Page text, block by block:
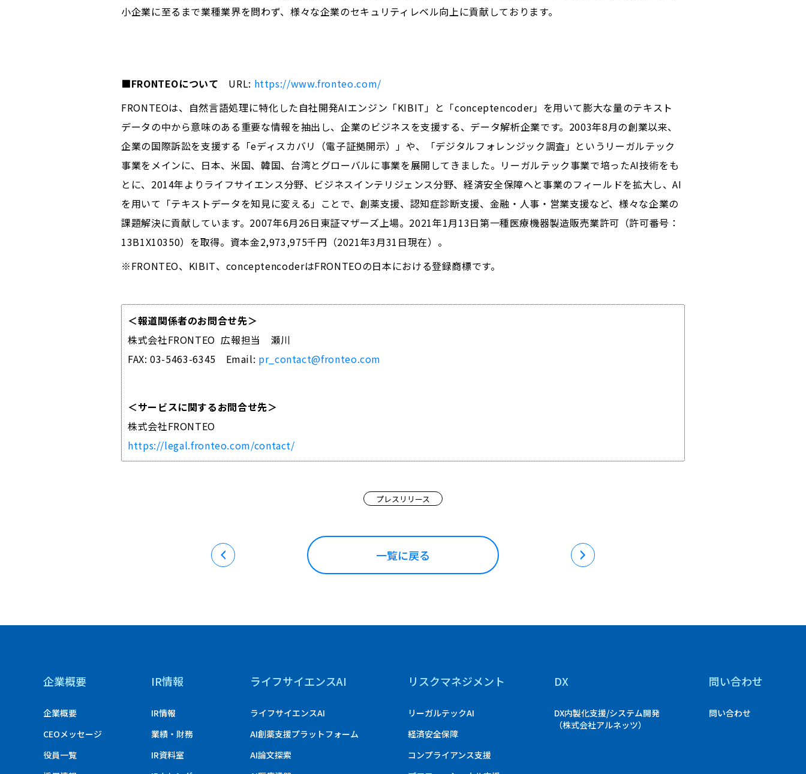
小企業に至るまで業種業界を問わず、様々な企業のセキュリティレベル向上に貢献しております。
■FRONTEOについて URL: https://www.fronteo.com/
FRONTEOは、自然言語処理に特化した自社開発AIエンジン「KIBIT」と「conceptencoder」を用いて膨大な量のテキスト
データの中から意味のある重要な情報を抽出し、企業のビジネスを支援する、データ解析企業です。2003年8月の創業以来、
企業の国際訴訟を支援する「eディスカバリ（電子証拠開示）」や、「デジタルフォレンジック調査」というリーガルテック
事業をメインに、日本、米国、韓国、台湾とグローバルに事業を展開してきました。リーガルテック事業で培ったAI技術をも
とに、2014年よりライフサイエンス分野、ビジネスインテリジェンス分野、経済安全保障へと事業のフィールドを拡大し、AI
を用いて「テキストデータを知見に変える」ことで、創薬支援、認知症診断支援、金融・人事・営業支援など、様々な企業の
課題解決に貢献しています。2007年6月26日東証マザーズ上場。2021年1月13日第一種医療機器製造販売業許可（許可番号：
13B1X10350）を取得。資本金2,973,975千円（2021年3月31日現在）。
※FRONTEO、KIBIT、conceptencoderはFRONTEOの日本における登録商標です。
＜報道関係者のお問合せ先＞
株式会社FRONTEO 広報担当 瀬川
FAX: 03-5463-6345 Email: pr_contact@fronteo.com
＜サービスに関するお問合せ先＞
株式会社FRONTEO
https://legal.fronteo.com/contact/
プレスリリース
一覧に戻る
企業概要
企業概要
CEOメッセージ
役員一覧
IR情報
IR情報
業績・財務
IR資料室
ライフサイエンスAI
ライフサイエンスAI
AI創薬支援プラットフォーム
AI論文探索
リスクマネジメント
リーガルテックAI
経済安全保障
コンプライアンス支援
DX
DX内製化支援/システム開発
（株式会社アルネッツ）
問い合わせ
問い合わせ